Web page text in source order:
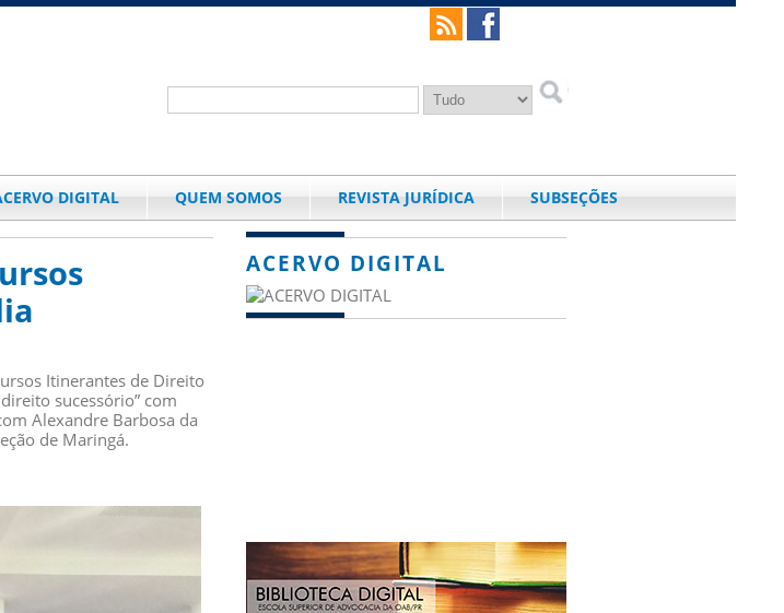
DIGITAL QUEM SOMOS REVISTA JURÍDICA SUBSEÇÕES
Itinerantes de Direito
sucessório” com
Alexandre Barbosa da
de Maringá.
ACERVO DIGITAL